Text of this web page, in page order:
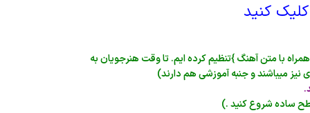
کنید
با متن آهنگ }تنظیم کرده ایم. تا وقت هنرجویان به
نیز میباشند و جنبه آموزشی هم دارند)
ساده شروع کنید .)